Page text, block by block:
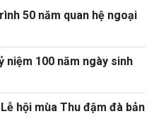
ngoại
niệm 100 năm ngày sinh
hội mùa Thu đậm đà bản